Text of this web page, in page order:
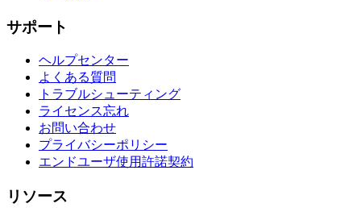
サポート
ヘルプセンター
よくある質問
トラブルシューティング
ライセンス忘れ
お問い合わせ
プライバシーポリシー
エンドユーザ使用許諾契約
リソース